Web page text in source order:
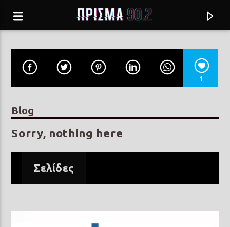
ΕΙΣΑΙ ΑΣΤΕΡΙ
ΣΤΕΦΑΝΟΣ ΚΟΡΚΟΛΗΣ
1
Blog
Sorry, nothing here
Σελίδες